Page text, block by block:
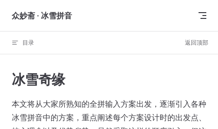
Skip to content
众妙斋 · 冰雪拼音
目录 返回顶部
冰雪奇缘
本文将从大家所熟知的全拼输入方案出发，逐渐引入各种
冰雪拼音中的方案，重点阐述每个方案设计时的出发点、